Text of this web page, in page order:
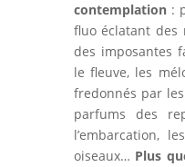
contemplation:
fluo éclatant des
des imposantes
le fleuve, les
fredonnés par
parfums des
l’embarcation,
oiseaux… Plus